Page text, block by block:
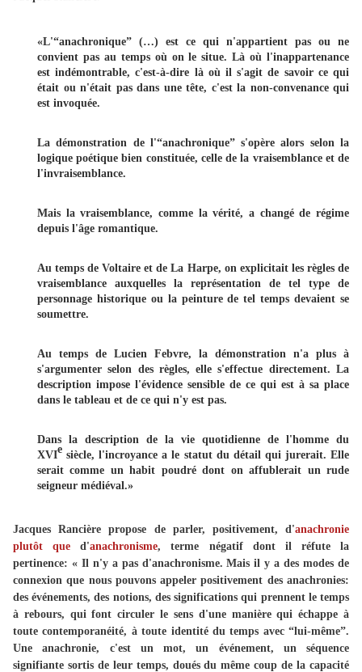
«L'“anachronique” (…) est ce qui n'appartient pas ou ne
convient pas au temps où on le situe. Là où l'inappartenance
est indémontrable, c'est-à-dire là où il s'agit de savoir ce qui
était ou n'était pas dans une tête, c'est la non-convenance qui
est invoquée.
La démonstration de l'“anachronique” s'opère alors selon la
logique poétique bien constituée, celle de la vraisemblance et de
l'invraisemblance.
Mais la vraisemblance, comme la vérité, a changé de régime
depuis l'âge romantique.
Au temps de Voltaire et de La Harpe, on explicitait les règles de
vraisemblance auxquelles la représentation de tel type de
personnage historique ou la peinture de tel temps devaient se
soumettre.
Au temps de Lucien Febvre, la démonstration n'a plus à
s'argumenter selon des règles, elle s'effectue directement. La
description impose l'évidence sensible de ce qui est à sa place
dans le tableau et de ce qui n'y est pas.
Dans la description de la vie quotidienne de l'homme du
XVIe siècle, l'incroyance a le statut du détail qui jurerait. Elle
serait comme un habit poudré dont on affublerait un rude
seigneur médiéval.»
Jacques Rancière propose de parler, positivement, d'anachronie
plutôt qued'anachronisme, terme négatif dont il réfute la
pertinence: « Il n'y a pas d'anachronisme. Mais il y a des modes de
connexion que nous pouvons appeler positivement des anachronies:
des événements, des notions, des significations qui prennent le temps
à rebours, qui font circuler le sens d'une manière qui échappe à
toute contemporanéité, à toute identité du temps avec “lui-même”.
Une anachronie, c'est un mot, un événement, un séquence
signifiante sortis de leur temps, doués du même coup de la capacité